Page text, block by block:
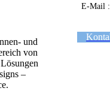
und
von
–
E-Mail